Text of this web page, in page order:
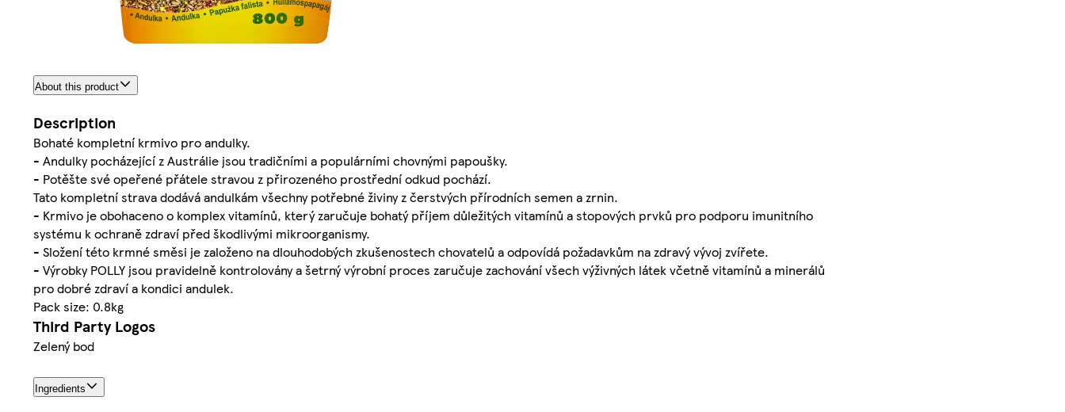
About this product
Description
Bohaté kompletní krmivo pro andulky.
- Andulky pocházející z Austrálie jsou tradičními a populárními chovnými papoušky.
- Potěšte své opeřené přátele stravou z přirozeného prostřední odkud pochází.
Tato kompletní strava dodává andulkám všechny potřebné živiny z čerstvých přírodních semen a zrnin.
- Krmivo je obohaceno o komplex vitamínů, který zaručuje bohatý příjem důležitých vitamínů a stopových prvků pro podporu imunitního
systému k ochraně zdraví před škodlivými mikroorganismy.
- Složení této krmné směsi je založeno na dlouhodobých zkušenostech chovatelů a odpovídá požadavkům na zdravý vývoj zvířete.
- Výrobky POLLY jsou pravidelně kontrolovány a šetrný výrobní proces zaručuje zachování všech výživných látek včetně vitamínů a minerálů
pro dobré zdraví a kondici andulek.
Pack size: 0.8kg
Third Party Logos
Zelený bod
Ingredients